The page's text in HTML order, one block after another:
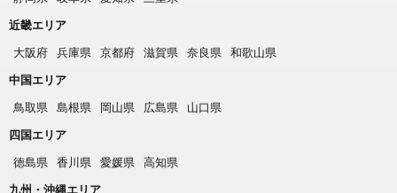
近畿エリア
大阪府
兵庫県 京都府 滋賀県 奈良県
和歌山県
中国エリア
鳥取県
島根県 岡山県 広島県
山口県
四国エリア
徳島県
香川県 愛媛県
高知県
九州・沖縄エリア